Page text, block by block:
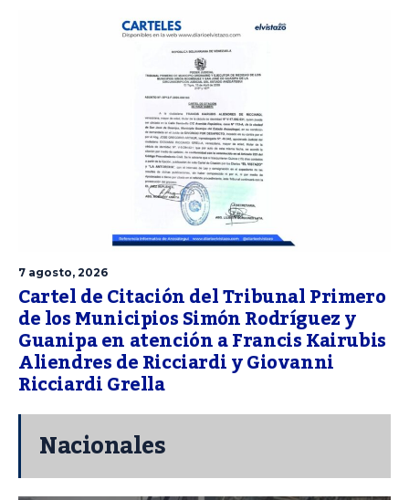
7 agosto, 2026
Cartel de Citación del Tribunal Primero
de los Municipios Simón Rodríguez y
Guanipa en atención a Francis Kairubis
Aliendres de Ricciardi y Giovanni
Ricciardi Grella
Nacionales